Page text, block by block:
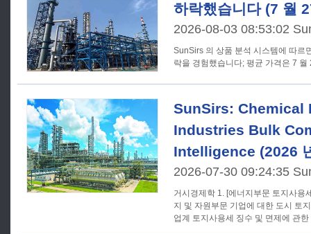
하락했습니다 (7 월
2026-08-03 08:53:02
SunSirs 의 상품 분석 시스템에 따르
락을 경험했습니다; 평균 가격은 7
SunSirs: Chemical
Industries Bulk
Intelligence (2026
2026-07-30 09:24:35
거시경제학 1. [에너지부문 토지사용세] 재무부와 국세청은 특정 에너
지 및 자원부문 기업에 대한 도시 토
업계 토지사용세 징수 및 면제에 관